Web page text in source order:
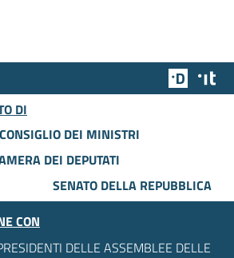
Team
DI
DEI MINISTRI
DEI DEPUTATI
SENATO DELLA REPUBBLICA
CON
DELLE ASSEMBLEE DELLE